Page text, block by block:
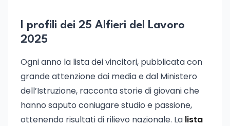
I profili dei 25 Alfieri del Lavoro
2025
Ogni anno la lista dei vincitori, pubblicata con
grande attenzione dai media e dal Ministero
dell’Istruzione, racconta storie di giovani che
hanno saputo coniugare studio e passione,
ottenendo risultati di rilievo nazionale. La lista